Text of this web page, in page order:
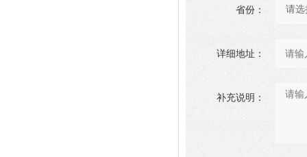
省份：
详细地址：
补充说明：